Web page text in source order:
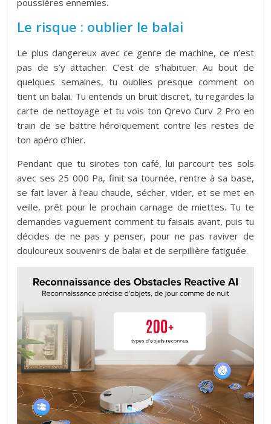
poussières ennemies.
Le risque : oublier le balai
Le plus dangereux avec ce genre de machine, ce n’est
pas de s’y attacher. C’est de s’habituer. Au bout de
quelques semaines, tu oublies presque comment on
tient un balai. Tu entends un bruit discret, tu regardes la
carte de nettoyage et tu vois ton Qrevo Curv 2 Pro en
train de se battre héroïquement contre les restes de
ton apéro d’hier.
Pendant que tu sirotes ton café, lui parcourt tes sols
avec ses 25 000 Pa, finit sa tournée, rentre à sa base,
se fait laver à l’eau chaude, sécher, vider, et se met en
veille, prêt pour le prochain carnage de miettes. Tu te
demandes vaguement comment tu faisais avant, puis tu
décides de ne pas y penser, pour ne pas raviver de
douloureux souvenirs de balai et de serpillière fatiguée.